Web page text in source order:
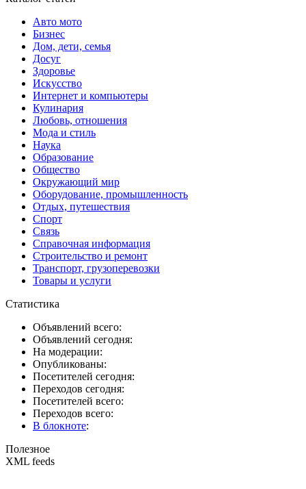
Авто мото
Бизнес
Дом, дети, семья
Досуг
Здоровье
Искусство
Интернет и компьютеры
Кулинария
Любовь, отношения
Мода и стиль
Наука
Образование
Общество
Окружающий мир
Оборудование, промышленность
Отдых, путешествия
Спорт
Связь
Справочная информация
Строительство и ремонт
Транспорт, грузоперевозки
Товары и услуги
Статистика
Объявлений всего:
Объявлений сегодня:
На модерации:
Опубликованы:
Посетителей сегодня:
Переходов сегодня:
Посетителей всего:
Переходов всего:
В блокноте:
Полезное
XML feeds